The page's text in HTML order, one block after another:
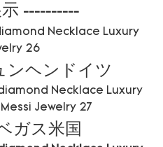
----------
ンヘンドイツ
ガス米国